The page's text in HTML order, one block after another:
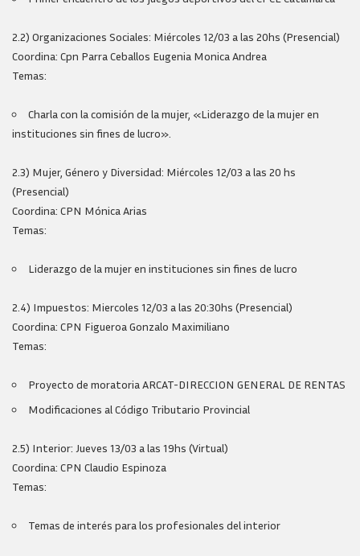
2.2) Organizaciones Sociales: Miércoles 12/03 a las 20hs (Presencial)
Coordina: Cpn Parra Ceballos Eugenia Monica Andrea
Temas:
Charla con la comisión de la mujer, «Liderazgo de la mujer en
instituciones sin fines de lucro».
2.3) Mujer, Género y Diversidad: Miércoles 12/03 a las 20 hs
(Presencial)
Coordina: CPN Mónica Arias
Temas:
Liderazgo de la mujer en instituciones sin fines de lucro
2.4) Impuestos: Miercoles 12/03 a las 20:30hs (Presencial)
Coordina: CPN Figueroa Gonzalo Maximiliano
Temas:
Proyecto de moratoria ARCAT-DIRECCION GENERAL DE RENTAS
Modificaciones al Código Tributario Provincial
2.5) Interior: Jueves 13/03 a las 19hs (Virtual)
Coordina: CPN Claudio Espinoza
Temas:
Temas de interés para los profesionales del interior